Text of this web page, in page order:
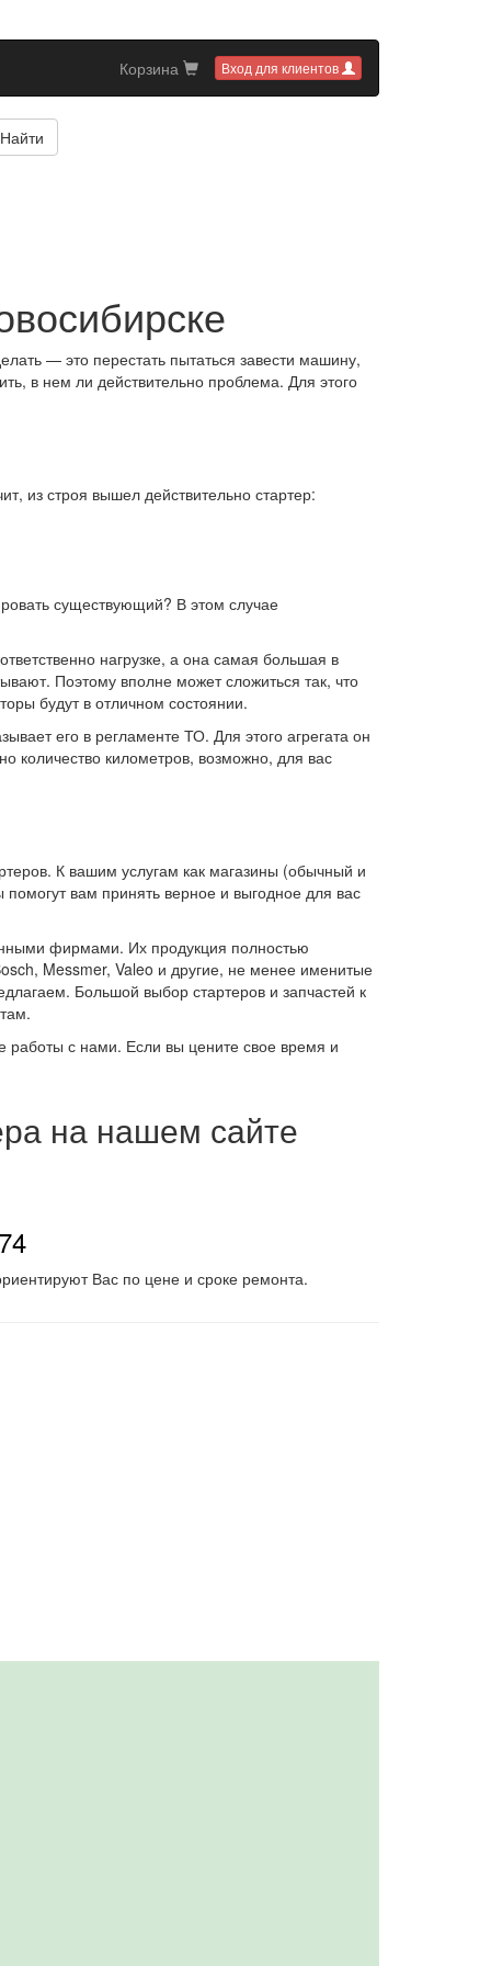
Вход для клиентов
Корзина
Найти
— это перестать пытаться завести машину,
в нем ли действительно проблема. Для этого
из строя вышел действительно стартер:
существующий? В этом случае
нагрузке, а она самая большая в
Поэтому вполне может сложиться так, что
будут в отличном состоянии.
его в регламенте ТО. Для этого агрегата он
количество километров, возможно, для вас
К вашим услугам как магазины (обычный и
вам принять верное и выгодное для вас
фирмами. Их продукция полностью
Messmer, Valeo и другие, не менее именитые
Большой выбор стартеров и запчастей к
с нами. Если вы цените свое время и
на нашем сайте
Вас по цене и сроке ремонта.